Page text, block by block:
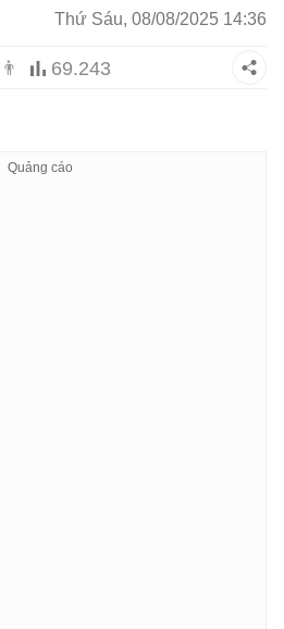
Thứ Sáu, 08/08/2025 14:36
👨 69.243